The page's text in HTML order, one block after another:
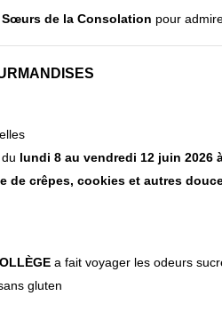
Sœurs de la Consolation pour
lundi 8 au vendredi 12 juin 2026
de crêpes, cookies et autres
a fait voyager les odeurs
gluten